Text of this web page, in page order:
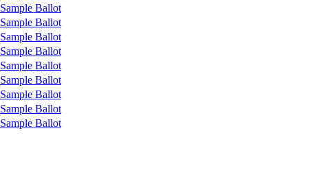
Sample Ballot
Sample Ballot
Sample Ballot
Sample Ballot
Sample Ballot
Sample Ballot
Sample Ballot
Sample Ballot
Sample Ballot